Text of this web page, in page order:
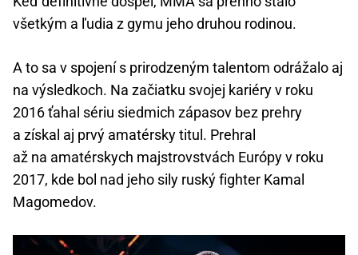
všetkým a ľudia z gymu jeho druhou rodinou.
A to sa v spojení s prirodzeným talentom odrážalo aj
na výsledkoch. Na začiatku svojej kariéry v roku
2016 ťahal sériu siedmich zápasov bez prehry
a získal aj prvý amatérsky titul. Prehral
až na amatérskych majstrovstvách Európy v roku
2017, kde bol nad jeho sily ruský fighter Kamal
Magomedov.